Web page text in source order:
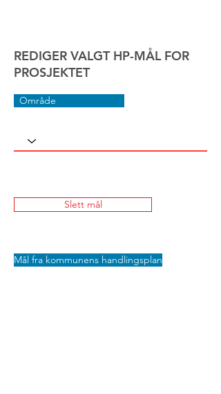
REDIGER VALGT HP-MÅL FOR
PROSJEKTET
Område
Slett mål
Mål fra kommunens handlingsplan